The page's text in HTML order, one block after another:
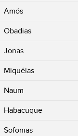
Amós
Obadias
Jonas
Miquéias
Naum
Habacuque
Sofonias